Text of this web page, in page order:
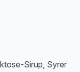
Sirup, Syrer